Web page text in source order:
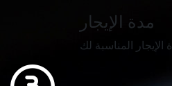
مدة الإيجار